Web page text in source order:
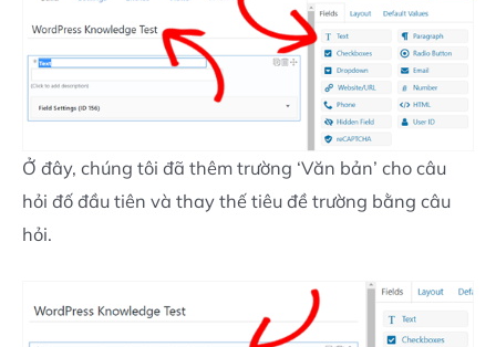
Ở đây, chúng tôi đã thêm trường ‘Văn bản’ cho câu
hỏi đố đầu tiên và thay thế tiêu đề trường bằng câu
hỏi.